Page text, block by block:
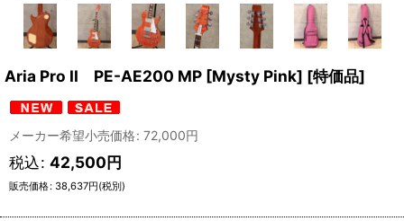
Aria Pro II PE-AE200 MP [Mysty Pink] [特価品]
販売価格: 38,637円(税別)
税込: 42,500円
メーカー希望小売価格: 72,000円